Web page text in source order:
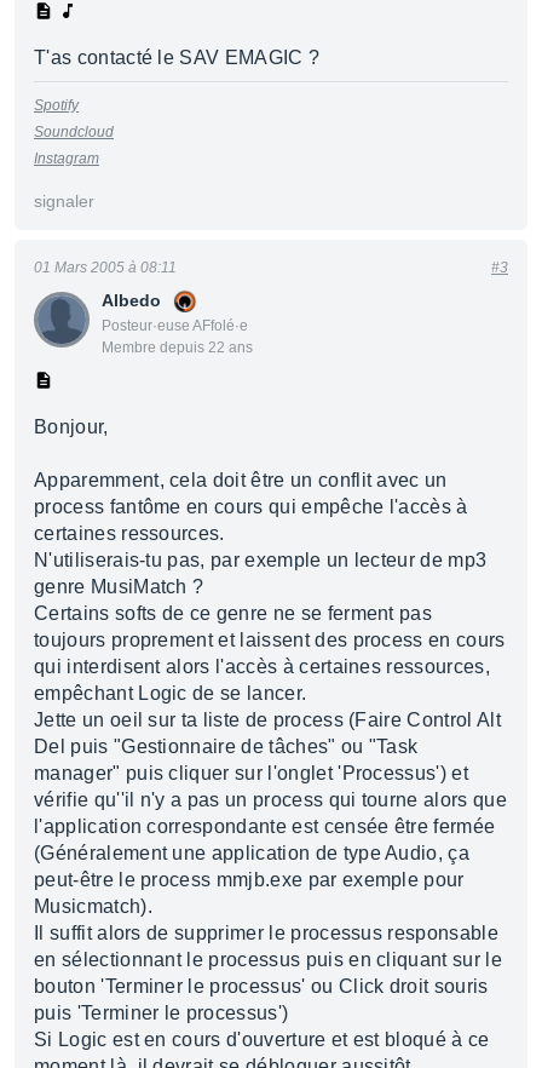
T'as contacté le SAV EMAGIC ?
Spotify
Soundcloud
Instagram
signaler
Albedo
Posteur·euse AFfolé·e
Membre depuis 22 ans
01 Mars 2005 à 08:11 #3
Bonjour,
Apparemment, cela doit être un conflit avec un
process fantôme en cours qui empêche l'accès à
certaines ressources.
N'utiliserais-tu pas, par exemple un lecteur de mp3
genre MusiMatch ?
Certains softs de ce genre ne se ferment pas
toujours proprement et laissent des process en cours
qui interdisent alors l'accès à certaines ressources,
empêchant Logic de se lancer.
Jette un oeil sur ta liste de process (Faire Control Alt
Del puis "Gestionnaire de tâches" ou "Task
manager" puis cliquer sur l'onglet 'Processus') et
vérifie qu''il n'y a pas un process qui tourne alors que
l'application correspondante est censée être fermée
(Généralement une application de type Audio, ça
peut-être le process mmjb.exe par exemple pour
Musicmatch).
Il suffit alors de supprimer le processus responsable
en sélectionnant le processus puis en cliquant sur le
bouton 'Terminer le processus' ou Click droit souris
puis 'Terminer le processus')
Si Logic est en cours d'ouverture et est bloqué à ce